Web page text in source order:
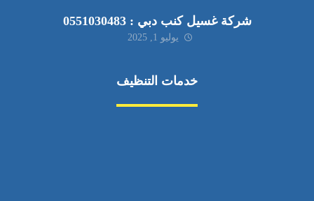
شركة غسيل كنب دبي : 0551030483
يوليو 1, 2025
خدمات التنظيف